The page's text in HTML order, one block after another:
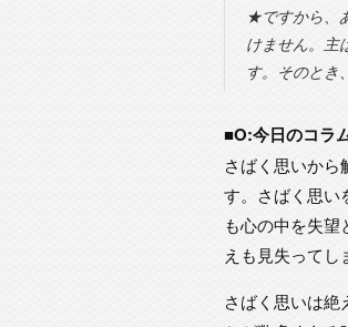
★ですから、
けません。主
す。そのとき
■O:今日のコラ
さばく思いから
す。さばく思い
も心の中を失
えも見失ってし
さばく思いは絶